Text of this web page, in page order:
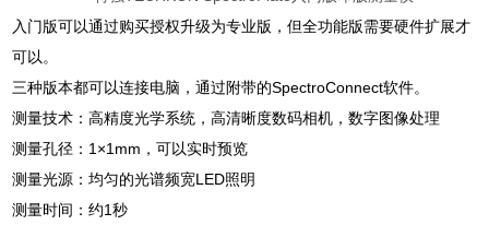
入门版可以通过购买授权升级为专业版，但全功能版需要硬件扩展才
可以。
三种版本都可以连接电脑，通过附带的SpectroConnect软件。
测量技术：高精度光学系统，高清晰度数码相机，数字图像处理
测量孔径：1×1mm，可以实时预览
测量光源：均匀的光谱频宽LED照明
测量时间：约1秒